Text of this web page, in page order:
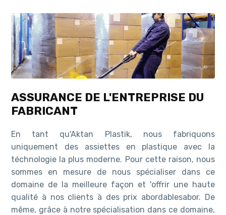
ASSURANCE DE L'ENTREPRISE DU
FABRICANT
En tant qu'Aktan Plastik, nous fabriquons
uniquement des assiettes en plastique avec la
téchnologie la plus moderne. Pour cette raison, nous
sommes en mesure de nous spécialiser dans ce
domaine de la meilleure façon et 'offrir une haute
qualité à nos clients à des prix abordablesabor. De
même, grâce à notre spécialisation dans ce domaine,